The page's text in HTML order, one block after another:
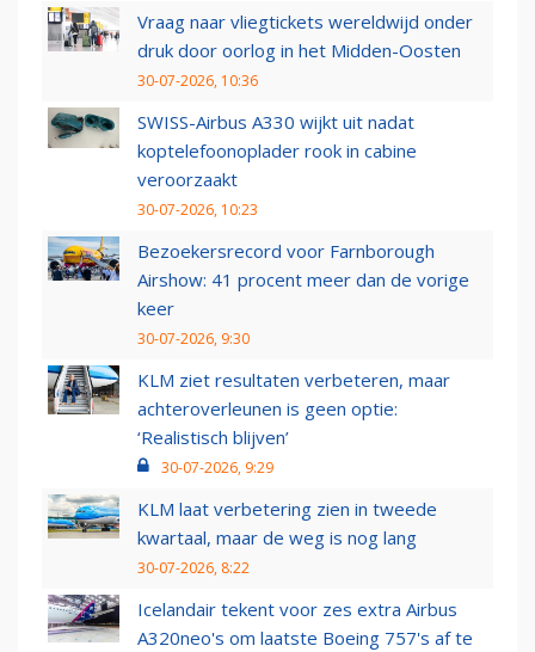
Vraag naar vliegtickets wereldwijd onder
druk door oorlog in het Midden-Oosten
30-07-2026, 10:36
SWISS-Airbus A330 wijkt uit nadat
koptelefoonoplader rook in cabine
veroorzaakt
30-07-2026, 10:23
Bezoekersrecord voor Farnborough
Airshow: 41 procent meer dan de vorige
keer
30-07-2026, 9:30
KLM ziet resultaten verbeteren, maar
achteroverleunen is geen optie:
‘Realistisch blijven’
30-07-2026, 9:29
KLM laat verbetering zien in tweede
kwartaal, maar de weg is nog lang
30-07-2026, 8:22
Icelandair tekent voor zes extra Airbus
A320neo's om laatste Boeing 757's af te